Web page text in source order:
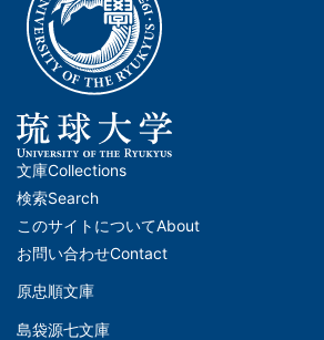
メ
イ
ン
ナ
ビ
文庫Collections
検索Search
このサイトについてAbout
お問い合わせContact
文
原忠順文庫
島袋源七文庫